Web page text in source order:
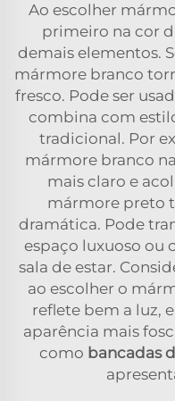
Ao escolher
primeiro na cor
demais elementos.
mármore branco
fresco. Pode ser
combina com
tradicional. Por
mármore branco
mais claro e
mármore preto
dramática. Pode
espaço luxuoso ou
sala de estar.
ao escolher o
reflete bem a luz,
aparência mais
como bancadas